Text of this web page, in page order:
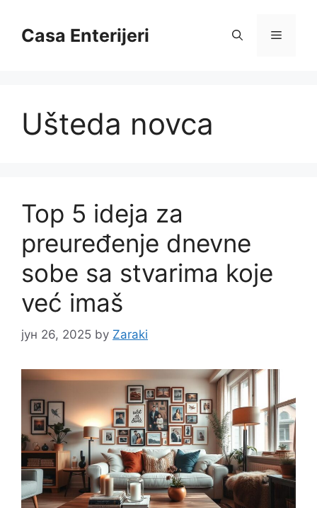
contentCasa Enterijeri Menu
Ušteda novca
Top 5 ideja za
preuređenje dnevne
sobe sa stvarima koje
već imaš
јун 26, 2025 by Zaraki